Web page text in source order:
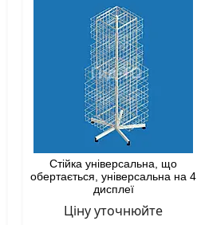
Стійка універсальна, що
обертається, універсальна на 4
дисплеї
Ціну уточнюйте